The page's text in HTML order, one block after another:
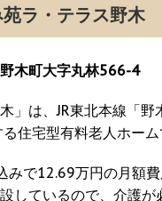
ラ・テラス野木
木町大字丸林566-4
」は、JR東北本線「
住宅型有料老人ホーム
みで12.69万円の月額
しているので、介護が